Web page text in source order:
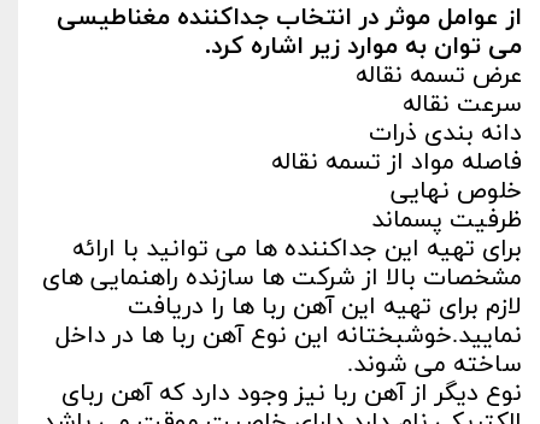
از عوامل موثر در انتخاب جداکننده مغناطیسی
می توان به موارد زیر اشاره کرد.
عرض تسمه نقاله
سرعت نقاله
دانه بندی ذرات
فاصله مواد از تسمه نقاله
خلوص نهایی
ظرفیت پسماند
برای تهیه این جداکننده ها می توانید با ارائه
مشخصات بالا از شرکت ها سازنده راهنمایی های
لازم برای تهیه این آهن ربا ها را دریافت
نمایید.خوشبختانه این نوع آهن ربا ها در داخل
ساخته می شوند.
نوع دیگر از آهن ربا نیز وجود دارد که آهن ربای